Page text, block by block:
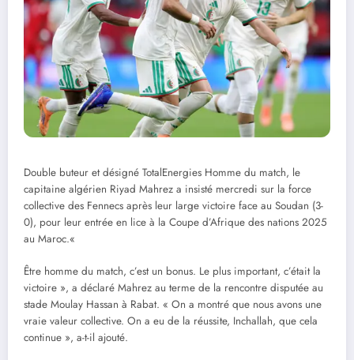
Double buteur et désigné TotalEnergies Homme du match, le
capitaine algérien Riyad Mahrez a insisté mercredi sur la force
collective des Fennecs après leur large victoire face au Soudan (3-
0), pour leur entrée en lice à la Coupe d’Afrique des nations 2025
au Maroc.«
Être homme du match, c’est un bonus. Le plus important, c’était la
victoire », a déclaré Mahrez au terme de la rencontre disputée au
stade Moulay Hassan à Rabat. « On a montré que nous avons une
vraie valeur collective. On a eu de la réussite, Inchallah, que cela
continue », a-t-il ajouté.